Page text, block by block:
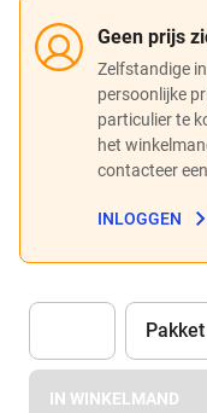
Geen prijs
Zelfstandige
persoonlijke
particulier te
het
contacteer
INLOGGEN
Eenheid
Pakket
IN WINKELMAND